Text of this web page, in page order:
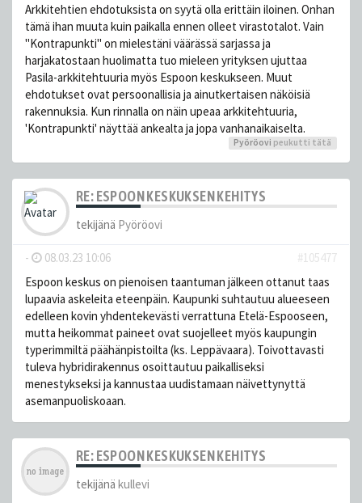
Arkkitehtien ehdotuksista on syytä olla erittäin iloinen. Onhan
tämä ihan muuta kuin paikalla ennen olleet virastotalot. Vain
"Kontrapunkti" on mielestäni väärässä sarjassa ja
harjakatostaan huolimatta tuo mieleen yrityksen ujuttaa
Pasila-arkkitehtuuria myös Espoon keskukseen. Muut
ehdotukset ovat persoonallisia ja ainutkertaisen näköisiä
rakennuksia. Kun rinnalla on näin upeaa arkkitehtuuria,
'Kontrapunkti' näyttää ankealta ja jopa vanhanaikaiselta.
Pyöröovi peukutti tätä
RE: ESPOON KESKUKSEN KEHITYS
tekijänä Pyöröovi
- 08.03.23 10:06
#105477
Espoon keskus on pienoisen taantuman jälkeen ottanut taas
lupaavia askeleita eteenpäin. Kaupunki suhtautuu alueeseen
edelleen kovin yhdentekevästi verrattuna Etelä-Espooseen,
mutta heikommat paineet ovat suojelleet myös kaupungin
typerimmiltä päähänpistoilta (ks. Leppävaara). Toivottavasti
tuleva hybridirakennus osoittautuu paikalliseksi
menestykseksi ja kannustaa uudistamaan näivettynyttä
asemanpuoliskoaan.
RE: ESPOON KESKUKSEN KEHITYS
tekijänä kullevi